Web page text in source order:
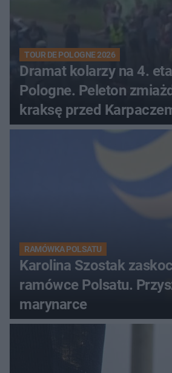
TOUR DE POLOGNE 2026
Dramat kolarzy na 4.
Pologne. Peleton
kraksę przed
RAMÓWKA POLSATU
Karolina Szostak
ramówce Polsatu.
marynarce